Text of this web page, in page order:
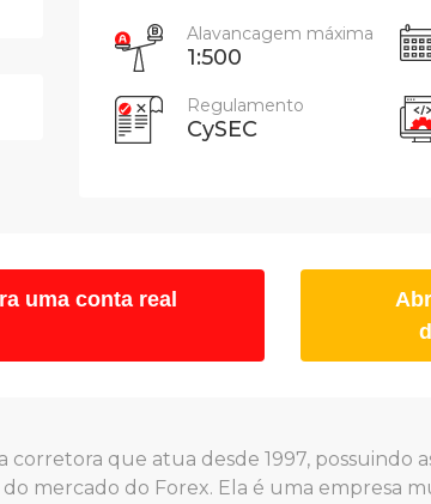
Alavancagem máxima
1:500
Regulamento
CySEC
uma conta real
corretora que atua desde 1997, possuindo
mercado do Forex. Ela é uma empresa